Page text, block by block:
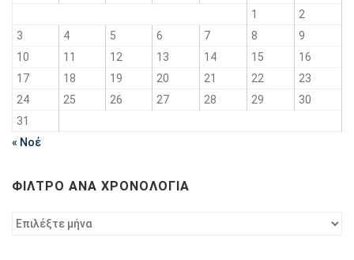
1
2
3
4 5 6 7 8
9
10
11 12 13 14 15
16
17
18 19 20 21 22
23
24
25 26 27 28 29
30
31
« Νοέ
ΦΊΛΤΡΟ ΑΝΆ ΧΡΟΝΟΛΟΓΊΑ
Φίλτρο